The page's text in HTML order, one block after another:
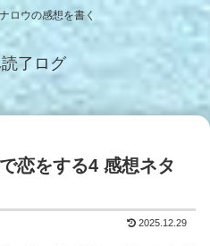
ロウの感想を書く
了ログ
恋をする4 感想ネタ
2025.12.29